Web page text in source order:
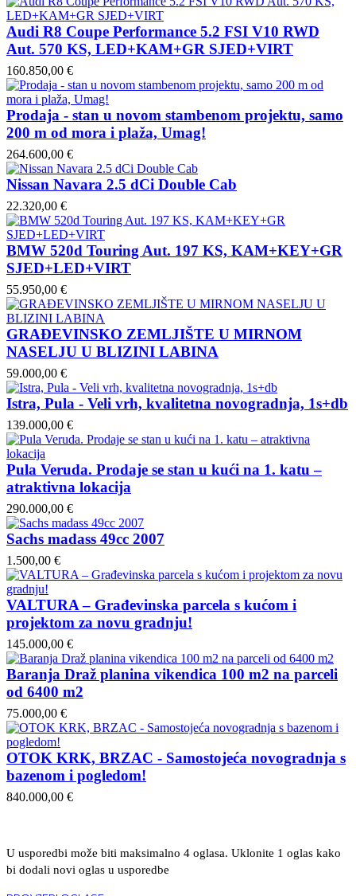
Audi R8 Coupe Performance 5.2 FSI V10 RWD
Aut. 570 KS, LED+KAM+GR SJED+VIRT
160.850,00 €
Prodaja - stan u novom stambenom projektu, samo
200 m od mora i plaža, Umag!
264.600,00 €
Nissan Navara 2.5 dCi Double Cab
22.320,00 €
BMW 520d Touring Aut. 197 KS, KAM+KEY+GR
SJED+LED+VIRT
55.950,00 €
GRAĐEVINSKO ZEMLJIŠTE U MIRNOM
NASELJU U BLIZINI LABINA
59.000,00 €
Istra, Pula - Veli vrh, kvalitetna novogradnja, 1s+db
139.000,00 €
Pula Veruda. Prodaje se stan u kući na 1. katu –
atraktivna lokacija
290.000,00 €
Sachs madass 49cc 2007
1.500,00 €
VALTURA – Građevinska parcela s kućom i
projektom za novu gradnju!
145.000,00 €
Baranja Draž planina vikendica 100 m2 na parceli
od 6400 m2
75.000,00 €
OTOK KRK, BRZAC - Samostojeća novogradnja s
bazenom i pogledom!
840.000,00 €
U usporedbi može biti maksimalno 4 oglasa. Uklonite 1 oglas kako
bi dodali novi oglas u usporedbe